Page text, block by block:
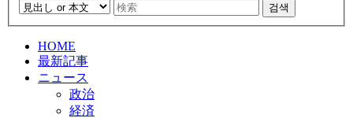
검색
HOME
最新記事
ニュース
政治
経済